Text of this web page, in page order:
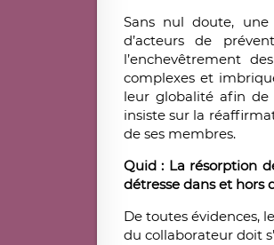
Sans nul doute,
d’acteurs de
l’enchevêtrement
complexes et
leur globalité afin de
insiste sur la
de ses membres.
Quid : La résorption
détresse dans et hors
De toutes évidences,
du collaborateur doit